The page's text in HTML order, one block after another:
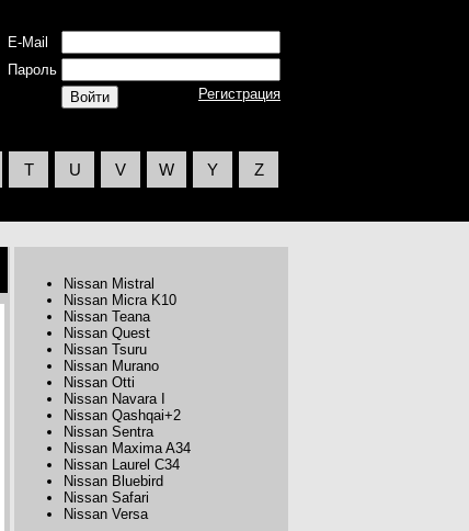
E-Mail
Пароль
Регистрация
T U V W Y Z
Nissan Mistral
Nissan Micra K10
Nissan Teana
Nissan Quest
Nissan Tsuru
Nissan Murano
Nissan Otti
Nissan Navara I
Nissan Qashqai+2
Nissan Sentra
Nissan Maxima A34
Nissan Laurel C34
Nissan Bluebird
Nissan Safari
Nissan Versa